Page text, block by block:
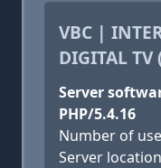
VBC |
DIGITAL TV
Server
PHP/5.4.16
Number of
Server